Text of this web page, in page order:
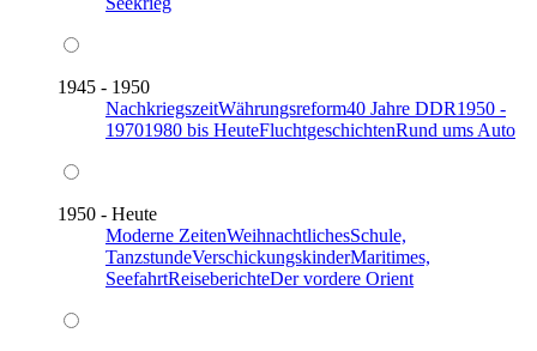
1945 - 1950
NachkriegszeitWährungsreform40 Jahre DDR1950 -
19701980 bis HeuteFluchtgeschichtenRund ums Auto
1950 - Heute
Moderne ZeitenWeihnachtlichesSchule,
TanzstundeVerschickungskinderMaritimes,
SeefahrtReiseberichteDer vordere Orient